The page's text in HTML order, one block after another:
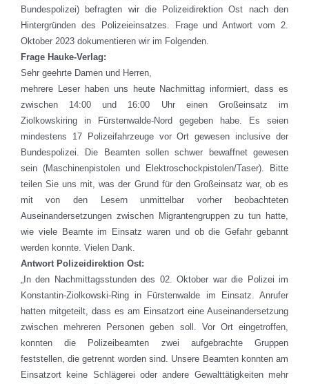
Bundespolizei) befragten wir die Polizeidirektion Ost nach den
Hintergründen des Polizeieinsatzes. Frage und Antwort vom 2.
Oktober 2023 dokumentieren wir im Folgenden.
Frage Hauke-Verlag:
Sehr geehrte Damen und Herren,
mehrere Leser haben uns heute Nachmittag informiert, dass es
zwischen 14:00 und 16:00 Uhr einen Großeinsatz im
Ziolkowskiring in Fürstenwalde-Nord gegeben habe. Es seien
mindestens 17 Polizeifahrzeuge vor Ort gewesen inclusive der
Bundespolizei. Die Beamten sollen schwer bewaffnet gewesen
sein (Maschinenpistolen und Elektroschockpistolen/Taser). Bitte
teilen Sie uns mit, was der Grund für den Großeinsatz war, ob es
mit von den Lesern unmittelbar vorher beobachteten
Auseinandersetzungen zwischen Migrantengruppen zu tun hatte,
wie viele Beamte im Einsatz waren und ob die Gefahr gebannt
werden konnte. Vielen Dank.
Antwort Polizeidirektion Ost:
„In den Nachmittagsstunden des 02. Oktober war die Polizei im
Konstantin-Ziolkowski-Ring in Fürstenwalde im Einsatz. Anrufer
hatten mitgeteilt, dass es am Einsatzort eine Auseinandersetzung
zwischen mehreren Personen geben soll. Vor Ort eingetroffen,
konnten die Polizeibeamten zwei aufgebrachte Gruppen
feststellen, die getrennt worden sind. Unsere Beamten konnten am
Einsatzort keine Schlägerei oder andere Gewalttätigkeiten mehr